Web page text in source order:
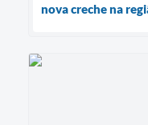
nova creche na